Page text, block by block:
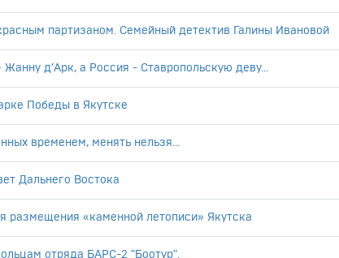
партизаном. Семейный детектив Галины Ивановой
д’Арк, а Россия - Ставропольскую деву...
Победы в Якутске
временем, менять нельзя...
Дальнего Востока
размещения «каменной летописи» Якутска
отряда БАРС-2 "Боотур".